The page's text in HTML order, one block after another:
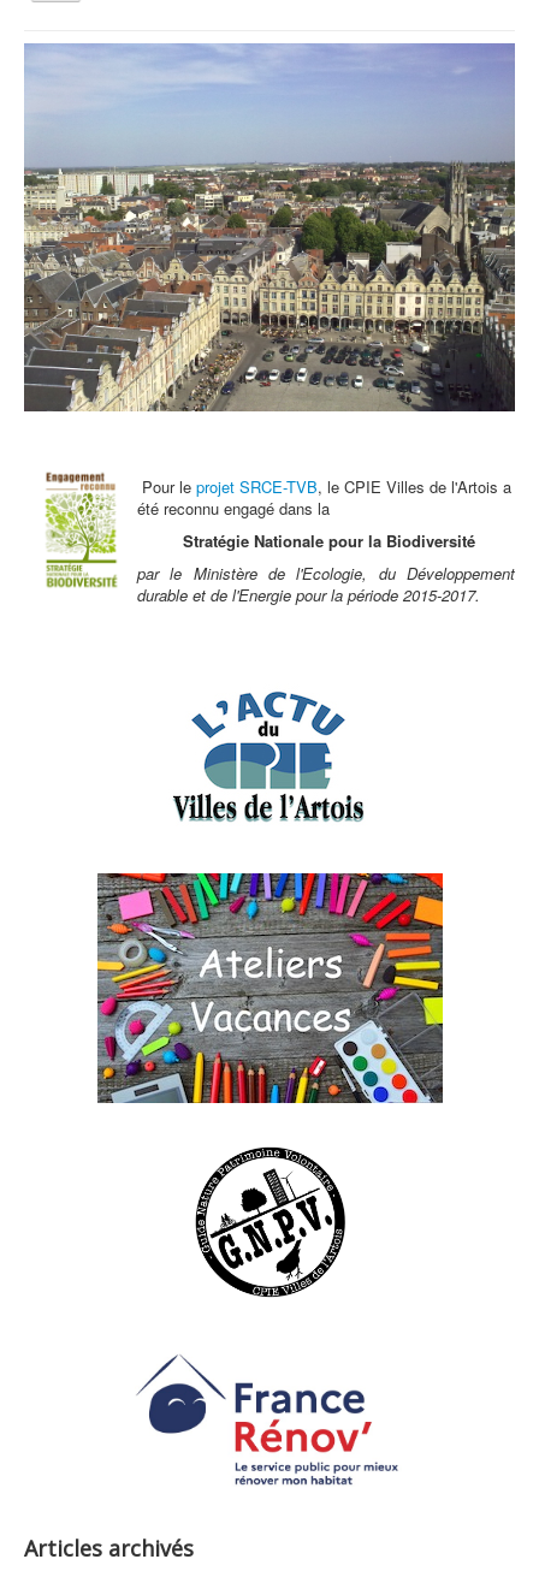
la
Vous êtes ici :
Accueil
Des ateliers maison, pour les vacances
Activités tout public
Animations et éducation
Accompagnement du territoire et ingénierie
Espace Info Energie
Guide Nature Patrimoine Volontaire (GNPV)
Centre de Ressources du Territoire (CRT)
Contact
Pour le projet SRCE-TVB, le CPIE Villes de l'Artois a
été reconnu engagé dans la
Stratégie Nationale pour la Biodiversité
par le Ministère de l'Ecologie, du Développement
durable et de l'Energie pour la période 2015-2017.
Articles archivés